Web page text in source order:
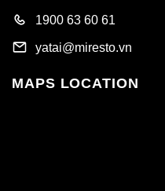
1900 63 60 61
yatai@miresto.vn
MAPS LOCATION